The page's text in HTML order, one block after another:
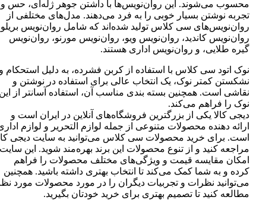
محسوب می‌شوند. این روان‌نویس‌ها با داشتن جوهر ژله‌ای، حس و
تجربه نوشتن بسیار خوبی را به فرد می‌دهند. مدل‌های مختلفی از
روان‌نویس‌های سی کلاس تولید شده‌اند که شامل روان‌نویس
روان‌نویس کاندید، روان‌نویس ویو، روان‌نویس مورنو، روان‌نویس
گیره طلایی، و روان‌نویس اداری هستند.
نوک اتود سی کلاس با استفاده از کربن فشرده، به دلیل استحکام
نشکستن کمتر نوک، یک انتخاب عالی برای استفاده در نوشتن و
نقاشی است. همچنین بسته بندی مناسب آن، استفاده آسانتر از
نوک را فراهم می‌کند.
دیجی کالا یکی از بزرگترین فروشگاه‌های آنلاین در ایران است و
ارائه دهنده محصولات متنوعی از جمله لوازم التحریر و لوازم
است. برای خرید محصولات سی کلاس می‌توانید به سایت دیجی
مراجعه کنید و از تنوع محصولات این برند بهره‌مند شوید. این سایت
امکان مقایسه قیمت و ویژگی‌های مختلف محصولات را فراهم
کرده و به شما کمک می‌کند تا انتخاب بهتری داشته باشید. همچنین
می‌توانید نظرات و تجربیات دیگران را در مورد محصولات مورد
مطالعه کنید تا تصمیم بهتری برای خرید خودتان بگیرید.